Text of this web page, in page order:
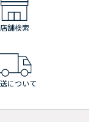
店舗検索
について